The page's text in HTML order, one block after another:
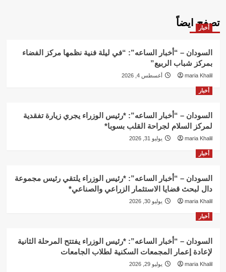
تصفح ايضاً
أخبار
السودان – “أخبار الساعه”: “في ليلة فنية نظمها مركز الفضاء
بمركز شباب الربيع”
maria Khalil أغسطس 4, 2026
أخبار
السودان – “أخبار الساعه”: *رئيس الوزراء يجري زيارة تفقدية
لمركز السلام لجراحة القلب بسوبا*
maria Khalil يوليو 31, 2026
أخبار
السودان – “أخبار الساعه”: *رئيس الوزراء يلتقي رئيس مجموعة
دال لبحث قضايا الاستثمار الزراعي والصناعي*
maria Khalil يوليو 30, 2026
أخبار
السودان – “أخبار الساعه”: *رئيس الوزراء يفتتح المرحلة الثانية
لإعادة إعمار المجمعات السكنية لطلاب الجامعات
maria Khalil يوليو 29, 2026